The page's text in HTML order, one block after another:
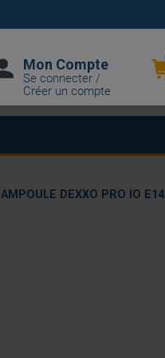
Mon Compte
Se connecter /
Créer un compte
AMPOULE DEXXO PRO IO